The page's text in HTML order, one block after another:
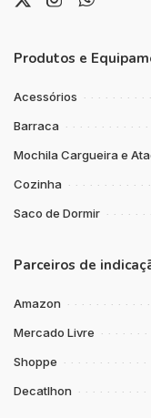
Produtos e
Acessórios
Barraca
Mochila Cargueira e
Cozinha
Saco de Dormir
Parceiros de
Amazon
Mercado Livre
Shoppe
Decatlhon